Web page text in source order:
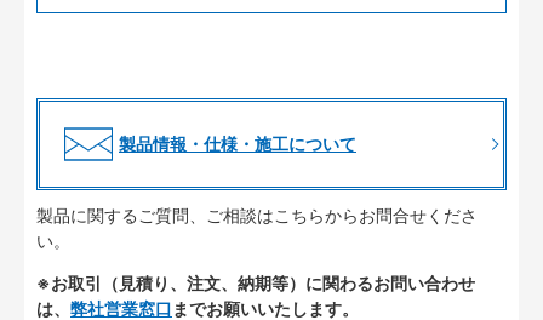
製品情報・仕様・施工について
製品に関するご質問、ご相談はこちらからお問合せくださ
い。
※お取引（見積り、注文、納期等）に関わるお問い合わせ
は、 弊社営業窓口 までお願いいたします。